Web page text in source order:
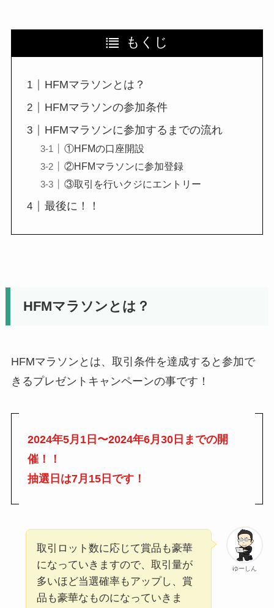
もくじ
HFMマラソンとは？
HFMマラソンの参加条件
HFMマラソンに参加するまでの流れ
①HFMの口座開設
②HFMマラソンに参加登録
③取引を行いクジにエントリー
最後に！！
HFMマラソンとは？
HFMマラソンとは、取引条件を達成すると参加で
きるプレゼントキャンペーンの事です！
2024年5月1日〜2024年6月30日までの開
催！！
抽選日は7月15日です！
ゆーしん
取引ロット数に応じて賞品も豪華
になっていきますので、取引量が
多いほど当選確率もアップし、賞
品も豪華なものになっていきま